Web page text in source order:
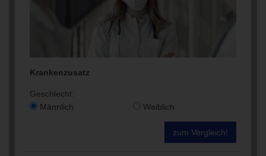
Krankenzusatz
Geschlecht:
Männlich
Weiblich
zum Vergleich!